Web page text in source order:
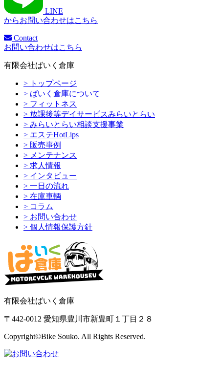
LINE
からお問い合わせはこちら
Contact
お問い合わせはこちら
有限会社ばいく倉庫
> トップページ
> ばいく倉庫について
> フィットネス
> 放課後等デイサービスみらいとらい
> みらいとらい相談支援事業
> エステHotLips
> 販売事例
> メンテナンス
> 求人情報
> インタビュー
> 一日の流れ
> 在庫車輌
> コラム
> お問い合わせ
> 個人情報保護方針
有限会社ばいく倉庫
〒442-0012 愛知県豊川市新豊町１丁目２８
Copyright©Bike Souko. All Rights Reserved.